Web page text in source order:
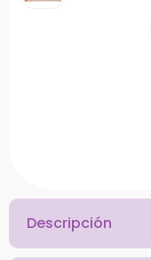
Descripción